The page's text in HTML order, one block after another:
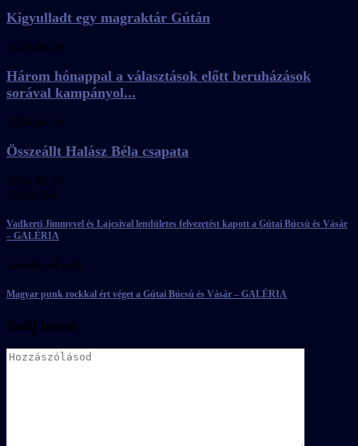
Kigyulladt egy magraktár Gútán
2026.06.29.
Három hónappal a választások előtt beruházások
sorával kampányol...
2026.06.29.
Összeállt Halász Béla csapata
2026.06.25.
előző cikk
Vadkerti Jimmyvel és Lajcsival lendületes felvezetést kapott a Gútai Búcsú és Vásár
– GALÉRIA
következő cikk
Magyar punk rockkal ért véget a Gútai Búcsú és Vásár – GALÉRIA
Szólj hozzá